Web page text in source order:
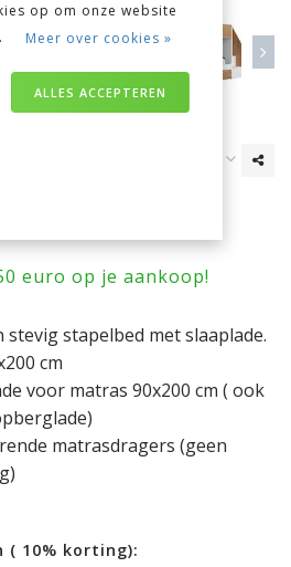
euro op je aankoop!
stapelbed met slaaplade.
cm
voor matras 90x200 cm ( ook
matrasdragers (geen
( 10% korting):
op om onze website
Meer over cookies »
ALLES ACCEPTEREN